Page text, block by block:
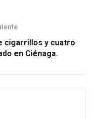
cigarrillos y cuatro
en Ciénaga.